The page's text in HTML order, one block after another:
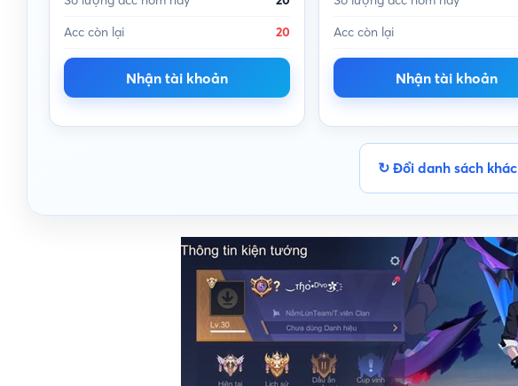
Acc còn lại
20
Nhận tài khoản
Acc còn lại
Nhận tài khoản
↻ Đổi danh sách khác